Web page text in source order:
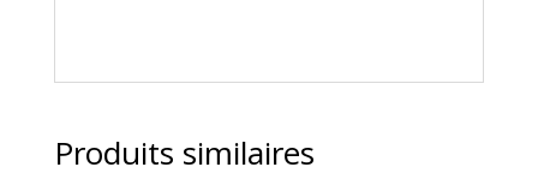
Produits similaires